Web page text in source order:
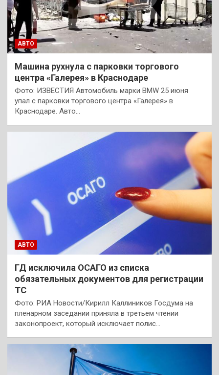
АВТО
Машина рухнула с парковки торгового
центра «Галерея» в Краснодаре
Фото: ИЗВЕСТИЯ Автомобиль марки BMW 25 июня
упал с парковки торгового центра «Галерея» в
Краснодаре. Авто…
АВТО
ГД исключила ОСАГО из списка
обязательных документов для регистрации
ТС
Фото: РИА Новости/Кирилл Каллиников Госдума на
пленарном заседании приняла в третьем чтении
законопроект, который исключает полис…